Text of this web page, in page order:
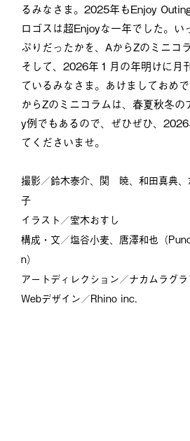
るみなさま。2025年もEnjoy
ロゴスは超Enjoyな一年でした。い
ぷりだったかを、AからZのミニコ
そして、2026年１月の年明けに月
ているみなさま。あけましておめ
からZのミニコラムは、春夏秋冬
y例でもあるので、ぜひぜひ、
てくださいませ。
撮影／鈴木泰介、関 暁、和田真典、
子
イラスト／室木おすし
構成・文／塩谷小麦、唐澤和也（
n）
アートディレクション／ナカムラグラ
Webデザイン／Rhino inc.